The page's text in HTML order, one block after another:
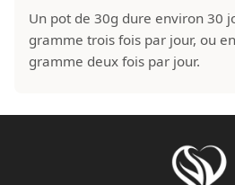
Un pot de 30g dure environ 30
gramme trois fois par jour, ou
gramme deux fois par jour.